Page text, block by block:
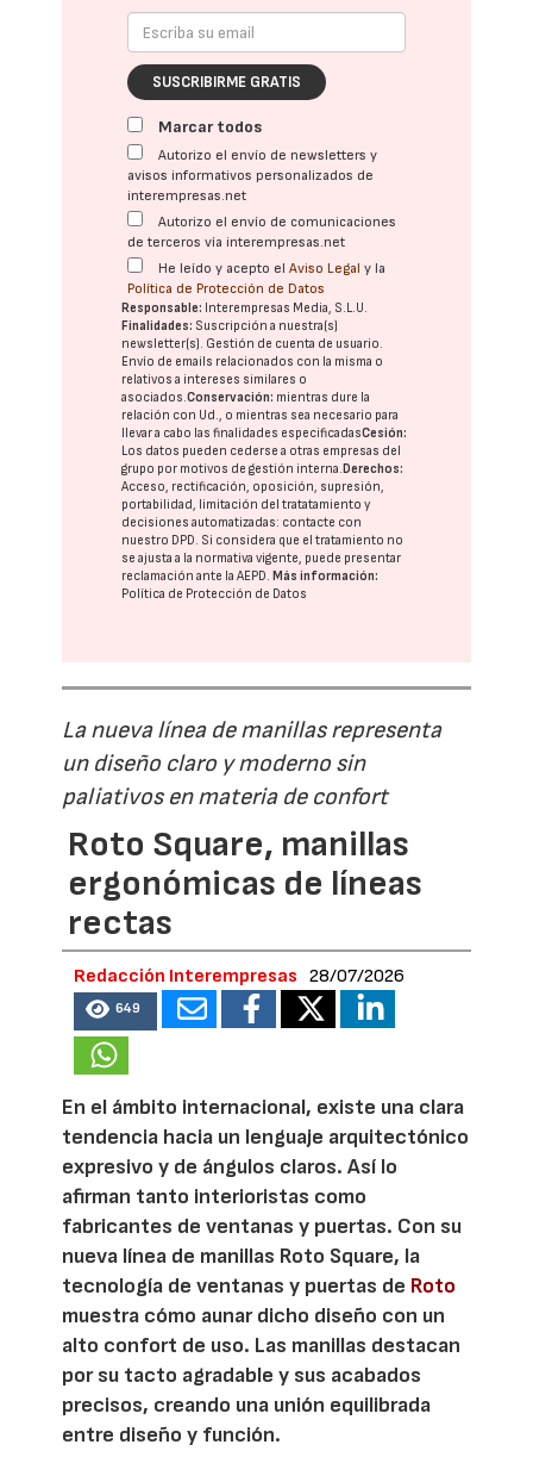
SUSCRIBIRME GRATIS
Marcar todos
Autorizo el envío de newsletters y
avisos informativos personalizados de
interempresas.net
Autorizo el envío de comunicaciones
de terceros vía interempresas.net
He leído y acepto elAviso Legal y la
Política de Protección de Datos
Responsable: Interempresas Media, S.L.U.
Finalidades: Suscripción a nuestra(s)
newsletter(s). Gestión de cuenta de usuario.
Envío de emails relacionados con la misma o
relativos a intereses similares o
asociados.Conservación: mientras dure la
relación con Ud., o mientras sea necesario para
llevar a cabo las finalidades especificadasCesión:
Los datos pueden cederse a otras empresas del
grupo por motivos de gestión interna. Derechos:
Acceso, rectificación, oposición, supresión,
portabilidad, limitación del tratatamiento y
decisiones automatizadas: contacte con
nuestro DPD. Si considera que el tratamiento no
se ajusta a la normativa vigente, puede presentar
reclamación ante laAEPD. Más información:
Política de Protección de Datos
La nueva línea de manillas representa
un diseño claro y moderno sin
paliativos en materia de confort
Roto Square, manillas
ergonómicas de líneas
rectas
Redacción Interempresas 28/07/2026
649
En el ámbito internacional, existe una clara
tendencia hacia un lenguaje arquitectónico
expresivo y de ángulos claros. Así lo
afirman tanto interioristas como
fabricantes de ventanas y puertas. Con su
nueva línea de manillas Roto Square, la
tecnología de ventanas y puertas de Roto
muestra cómo aunar dicho diseño con un
alto confort de uso. Las manillas destacan
por su tacto agradable y sus acabados
precisos, creando una unión equilibrada
entre diseño y función.